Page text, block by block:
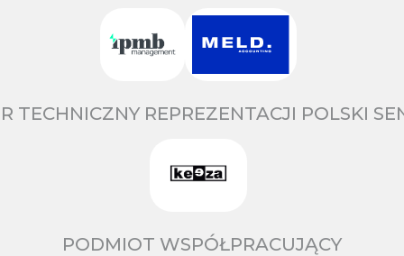
TECHNICZNY REPREZENTACJI POLSKI
PODMIOT WSPÓŁPRACUJĄCY